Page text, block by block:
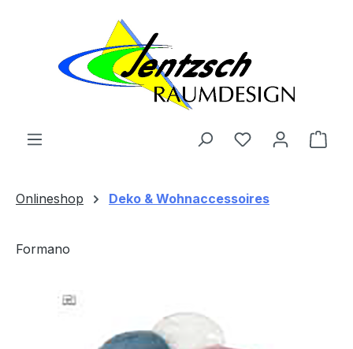
Zum Hauptinhalt springen
Onlineshop Deko & Wohnaccessoires
Formano
Bildergalerie überspringen